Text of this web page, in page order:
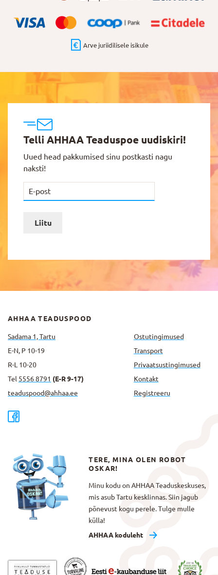
Arve juriidilisele isikule
Telli AHHAA Teaduspoe uudiskiri!
Uued head pakkumised sinu postkasti nagu
naksti!
Liitu
AHHAA TEADUSPOOD
Sadama 1, Tartu
E-N, P 10-19
R-L 10-20
Tel 5556 8791 (E-R 9-17)
teaduspood@ahhaa.ee
Ostutingimused
Transport
Privaatsus­tingimused
Kontakt
Registreeru
TERE, MINA OLEN ROBOT
OSKAR!
Minu kodu on AHHAA Teaduskeskuses,
mis asub Tartu kesklinnas. Siin jagub
põnevust kogu perele. Tulge mulle
külla!
AHHAA koduleht